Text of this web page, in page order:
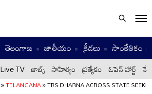
తెలంగాణ జాతీయం క్రీడలు సాంకేతికం
Live TV జాబ్స్ సాహిత్యం ప్రత్యేకం ఓపెన్ హార్ట్
»TELANGANA»TRS DHARNA ACROSS STATE